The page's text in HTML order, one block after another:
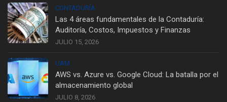
CONTADURÍA
Las 4 áreas fundamentales de la Contaduría:
Auditoría, Costos, Impuestos y Finanzas
JULIO 15, 2026
UAM
AWS vs. Azure vs. Google Cloud: La batalla por el
almacenamiento global
JULIO 8, 2026